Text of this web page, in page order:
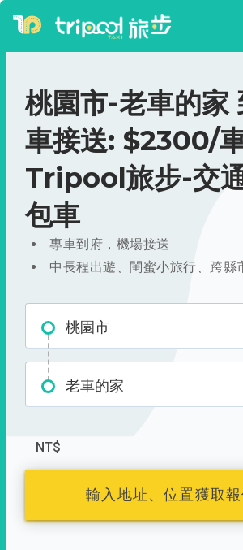
桃園市-老車的家
車接送: $2300/
Tripool旅步-交
包車
專車到府，機場接送
中長程出遊、閨蜜小旅行、跨縣
桃園市
老車的家
NT$
輸入地址、位置獲取